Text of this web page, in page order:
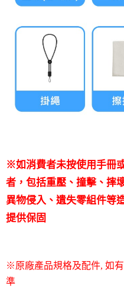
※如消費者未按使用手冊
者，包括重壓、撞擊、摔
異物侵入、遺失零組件等
提供保固
※原廠產品規格及配件, 如
準